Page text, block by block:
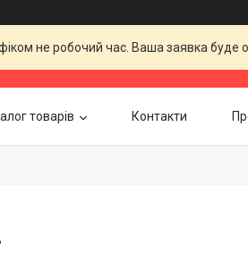
не робочий час. Ваша заявка
товарів Контакти